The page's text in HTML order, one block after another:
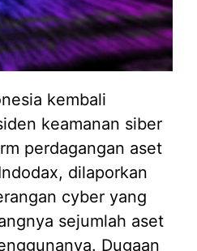
kembali
keamanan siber
perdagangan aset
dilaporkan
cyber yang
sejumlah aset
Dugaan